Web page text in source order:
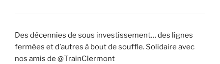
Des décennies de sous investissement… des lignes
fermées et d’autres à bout de souffle. Solidaire avec
nos amis de @TrainClermont